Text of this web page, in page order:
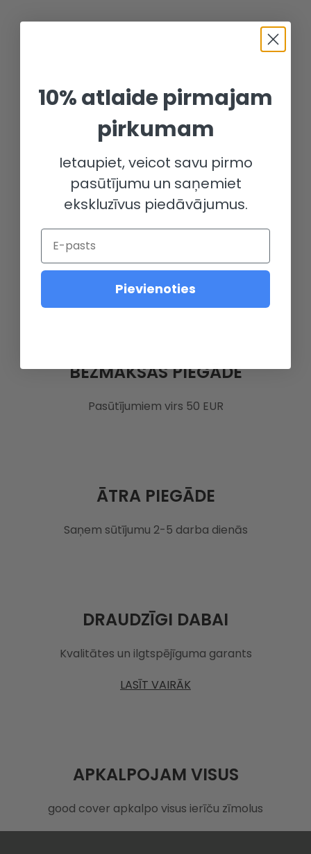
BEZMAKSAS PIEGĀDE
Pasūtījumiem virs 50 EUR
ĀTRA PIEGĀDE
Saņem sūtījumu 2-5 darba dienās
DRAUDZĪGI DABAI
Kvalitātes un ilgtspējīguma garants
LASĪT VAIRĀK
APKALPOJAM VISUS
good cover apkalpo visus ierīču zīmolus
10% atlaide pirmajam
pirkumam
Ietaupiet, veicot savu pirmo
pasūtījumu un saņemiet
ekskluzīvus piedāvājumus.
Email
Pievienoties